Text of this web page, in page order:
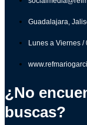
Guadalajara,
Lunes a Viernes /
¿No
buscas?